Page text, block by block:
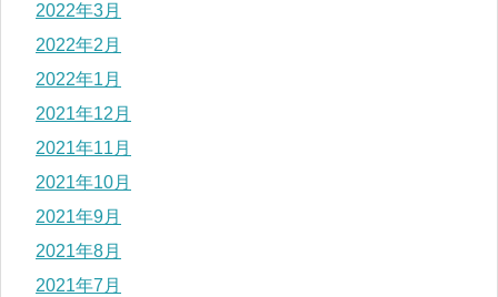
2022年3月
2022年2月
2022年1月
2021年12月
2021年11月
2021年10月
2021年9月
2021年8月
2021年7月